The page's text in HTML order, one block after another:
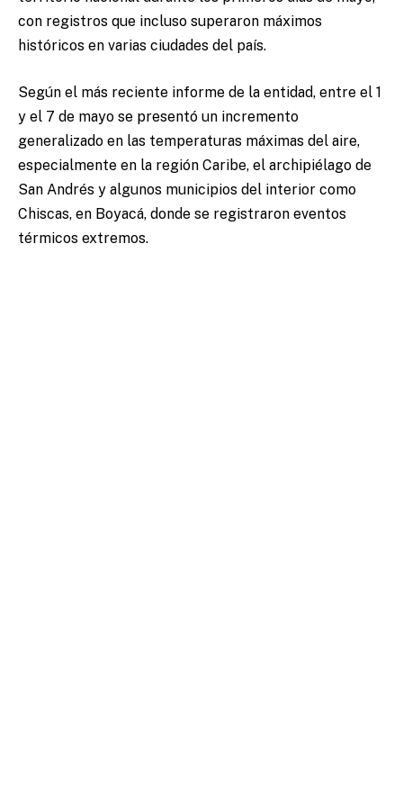
con registros que incluso superaron máximos
históricos en varias ciudades del país.
Según el más reciente informe de la entidad, entre el 1
y el 7 de mayo se presentó un incremento
generalizado en las temperaturas máximas del aire,
especialmente en la región Caribe, el archipiélago de
San Andrés y algunos municipios del interior como
Chiscas, en Boyacá, donde se registraron eventos
térmicos extremos.